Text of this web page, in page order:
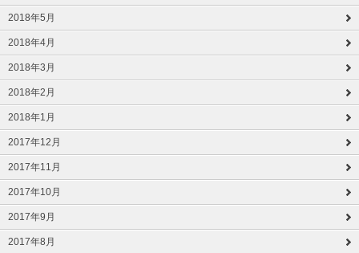
2018年5月
2018年4月
2018年3月
2018年2月
2018年1月
2017年12月
2017年11月
2017年10月
2017年9月
2017年8月